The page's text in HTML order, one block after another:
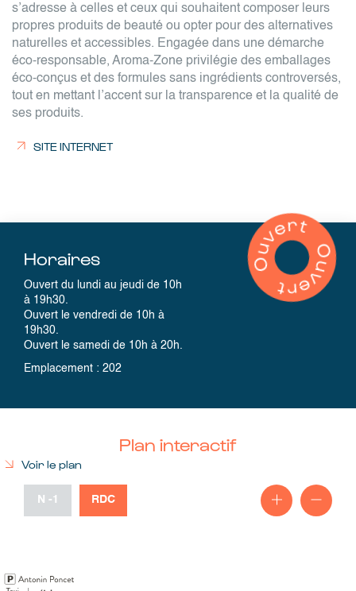
s’adresse à celles et ceux qui souhaitent composer leurs
propres produits de beauté ou opter pour des alternatives
naturelles et accessibles. Engagée dans une démarche
éco-responsable, Aroma-Zone privilégie des emballages
éco-conçus et des formules sans ingrédients controversés,
tout en mettant l’accent sur la transparence et la qualité de
ses produits.
SITE INTERNET
Horaires
Ouvert du lundi au jeudi de 10h
à 19h30.
Ouvert le vendredi de 10h à
19h30.
Ouvert le samedi de 10h à 20h.
Emplacement : 202
Plan interactif
Voir le plan
N -1 RDC